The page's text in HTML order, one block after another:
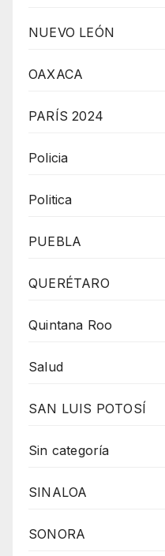
NUEVO LEÓN
OAXACA
PARÍS 2024
Policia
Politica
PUEBLA
QUERÉTARO
Quintana Roo
Salud
SAN LUIS POTOSÍ
Sin categoría
SINALOA
SONORA